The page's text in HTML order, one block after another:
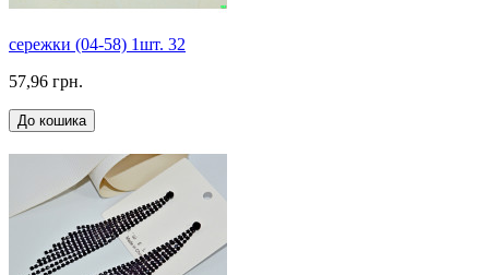
сережки (04-58) 1шт. 32
57,96 грн.
До кошика